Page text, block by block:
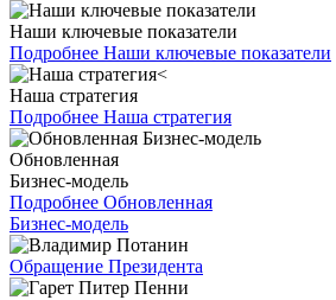
Наши ключевые показатели
Подробнее Наши ключевые показатели
Наша стратегия
Подробнее Наша стратегия
Обновленная
Бизнес-модель
Подробнее Обновленная
Бизнес-модель
Обращение Президента